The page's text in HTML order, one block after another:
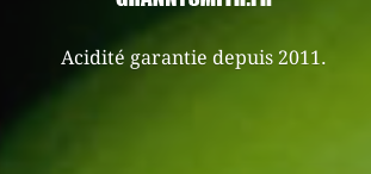
Acidité garantie depuis 2011.